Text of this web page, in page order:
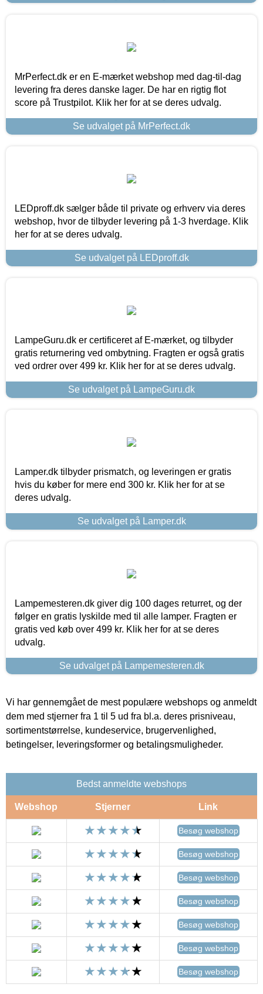
MrPerfect.dk er en E-mærket webshop med dag-til-dag
levering fra deres danske lager. De har en rigtig flot
score på Trustpilot. Klik her for at se deres udvalg.
Se udvalget på MrPerfect.dk
LEDproff.dk sælger både til private og erhverv via deres
webshop, hvor de tilbyder levering på 1-3 hverdage. Klik
her for at se deres udvalg.
Se udvalget på LEDproff.dk
LampeGuru.dk er certificeret af E-mærket, og tilbyder
gratis returnering ved ombytning. Fragten er også gratis
ved ordrer over 499 kr. Klik her for at se deres udvalg.
Se udvalget på LampeGuru.dk
Lamper.dk tilbyder prismatch, og leveringen er gratis
hvis du køber for mere end 300 kr. Klik her for at se
deres udvalg.
Se udvalget på Lamper.dk
Lampemesteren.dk giver dig 100 dages returret, og der
følger en gratis lyskilde med til alle lamper. Fragten er
gratis ved køb over 499 kr. Klik her for at se deres
udvalg.
Se udvalget på Lampemesteren.dk
Vi har gennemgået de mest populære webshops og anmeldt
dem med stjerner fra 1 til 5 ud fra bl.a. deres prisniveau,
sortimentstørrelse, kundeservice, brugervenlighed,
betingelser, leveringsformer og betalingsmuligheder.
Bedst anmeldte webshops
Webshop Stjerner Link
Besøg webshop
Besøg webshop
Besøg webshop
Besøg webshop
Besøg webshop
Besøg webshop
Besøg webshop